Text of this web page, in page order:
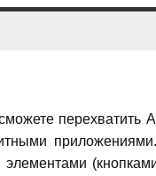
перехватить